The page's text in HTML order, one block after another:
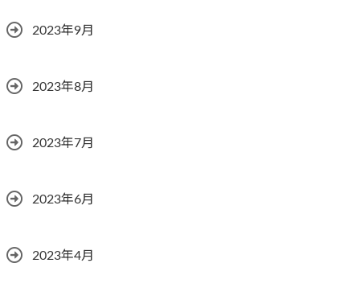
2023年9月
2023年8月
2023年7月
2023年6月
2023年4月